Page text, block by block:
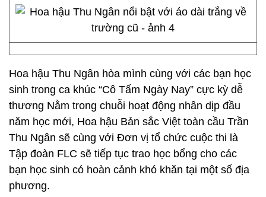
Hoa hậu Thu Ngân hòa mình cùng với các bạn học
sinh trong ca khúc “Cô Tấm Ngày Nay” cực kỳ dễ
thương Nằm trong chuỗi hoạt động nhân dịp đầu
năm học mới, Hoa hậu Bản sắc Việt toàn cầu Trần
Thu Ngân sẽ cùng với Đơn vị tổ chức cuộc thi là
Tập đoàn FLC sẽ tiếp tục trao học bổng cho các
bạn học sinh có hoàn cảnh khó khăn tại một số địa
phương.